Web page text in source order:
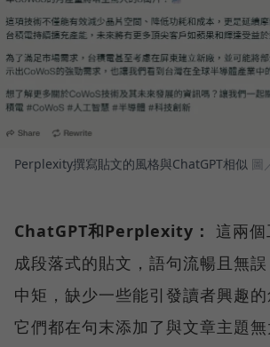
Perplexity撰寫貼文的風格與ChatGPT相似 圖
ChatGPT和Perplexity：
這兩
成段落式的貼文，語句流暢且無
中矩，缺少一些能引發讀者興趣的
它們都在句末添加了與文章主題